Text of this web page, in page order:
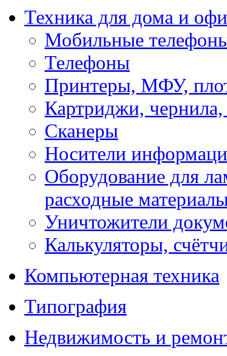
Техника для дома и
Мобильные
Телефоны
Принтеры, МФУ,
Картриджи,
Сканеры
Носители
Оборудование для
расходные
Уничтожители
Калькуляторы,
Компьютерная техника
Типография
Недвижимость и